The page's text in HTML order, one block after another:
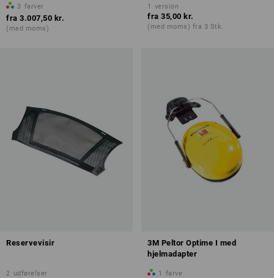
3 farver
fra 3.007,50 kr.
(med moms)
1 version
fra 35,00 kr.
(med moms) fra 3 Stk.
Reservevisir
2 udførelser
3M Peltor Optime I med
hjelmadapter
1 farve